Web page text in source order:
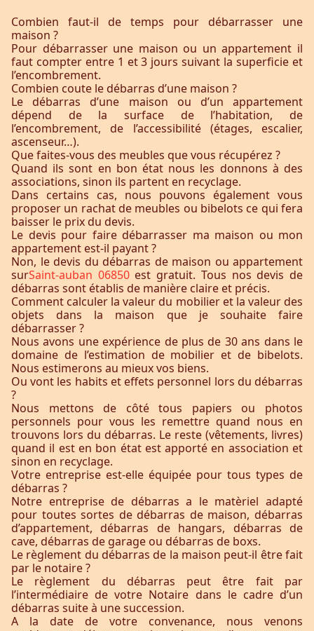
Combien faut-il de temps pour débarrasser une
maison ?
Pour débarrasser une maison ou un appartement il
faut compter entre 1 et 3 jours suivant la superficie et
l’encombrement.
Combien coute le débarras d’une maison ?
Le débarras d’une maison ou d’un appartement
dépend de la surface de l’habitation, de
l’encombrement, de l’accessibilité (étages, escalier,
ascenseur…).
Que faites-vous des meubles que vous récupérez ?
Quand ils sont en bon état nous les donnons à des
associations, sinon ils partent en recyclage.
Dans certains cas, nous pouvons également vous
proposer un rachat de meubles ou bibelots ce qui fera
baisser le prix du devis.
Le devis pour faire débarrasser ma maison ou mon
appartement est-il payant ?
Non, le devis du débarras de maison ou appartement
surSaint-auban 06850 est gratuit. Tous nos devis de
débarras sont établis de manière claire et précis.
Comment calculer la valeur du mobilier et la valeur des
objets dans la maison que je souhaite faire
débarrasser ?
Nous avons une expérience de plus de 30 ans dans le
domaine de l’estimation de mobilier et de bibelots.
Nous estimerons au mieux vos biens.
Ou vont les habits et effets personnel lors du débarras
?
Nous mettons de côté tous papiers ou photos
personnels pour vous les remettre quand nous en
trouvons lors du débarras. Le reste (vêtements, livres)
quand il est en bon état est apporté en association et
sinon en recyclage.
Votre entreprise est-elle équipée pour tous types de
débarras ?
Notre entreprise de débarras a le matèriel adapté
pour toutes sortes de débarras de maison, débarras
d’appartement, débarras de hangars, débarras de
cave, débarras de garage ou débarras de boxs.
Le règlement du débarras de la maison peut-il être fait
par le notaire ?
Le règlement du débarras peut être fait par
l’intermédiaire de votre Notaire dans le cadre d’un
débarras suite à une succession.
A la date de votre convenance, nous venons